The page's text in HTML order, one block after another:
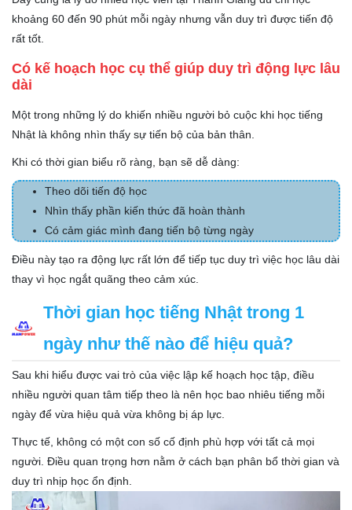
khoảng 60 đến 90 phút mỗi ngày nhưng vẫn duy trì được tiến độ
rất tốt.
Có kế hoạch học cụ thể giúp duy trì động lực lâu
dài
Một trong những lý do khiến nhiều người bỏ cuộc khi học tiếng
Nhật là không nhìn thấy sự tiến bộ của bản thân.
Khi có thời gian biểu rõ ràng, bạn sẽ dễ dàng:
Theo dõi tiến độ học
Nhìn thấy phần kiến thức đã hoàn thành
Có cảm giác mình đang tiến bộ từng ngày
Điều này tạo ra động lực rất lớn để tiếp tục duy trì việc học lâu dài
thay vì học ngắt quãng theo cảm xúc.
Thời gian học tiếng Nhật trong 1
ngày như thế nào để hiệu quả?
Sau khi hiểu được vai trò của việc lập kế hoạch học tập, điều
nhiều người quan tâm tiếp theo là nên học bao nhiêu tiếng mỗi
ngày để vừa hiệu quả vừa không bị áp lực.
Thực tế, không có một con số cố định phù hợp với tất cả mọi
người. Điều quan trọng hơn nằm ở cách bạn phân bổ thời gian và
duy trì nhịp học ổn định.